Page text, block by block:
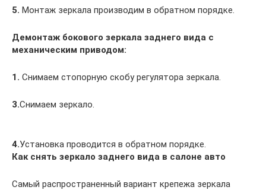
5. Монтаж зеркала производим в обратном порядке.
Демонтаж бокового зеркала заднего вида с
механическим приводом:
1. Снимаем стопорную скобу регулятора зеркала.
3.Снимаем зеркало.
4.Установка проводится в обратном порядке.
Как снять зеркало заднего вида в салоне авто
Самый распространенный вариант крепежа зеркала